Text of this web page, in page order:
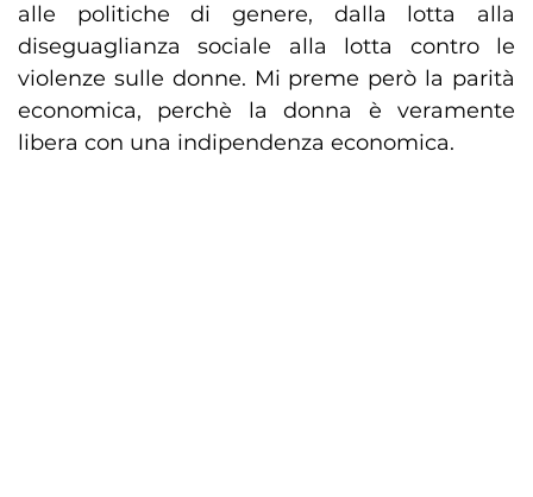
alle politiche di genere, dalla lotta alla
diseguaglianza sociale alla lotta contro le
violenze sulle donne. Mi preme però la parità
economica, perchè la donna è veramente
libera con una indipendenza economica.